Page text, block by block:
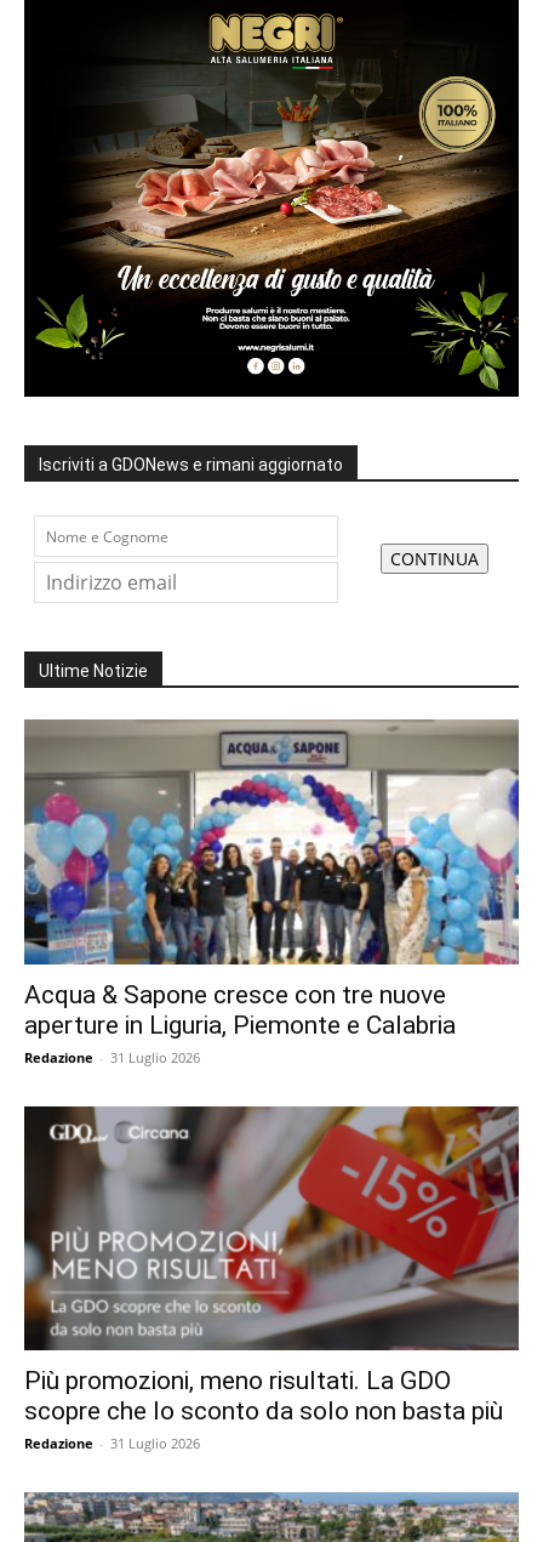
Iscriviti a GDONews e rimani aggiornato
Ultime Notizie
Acqua & Sapone cresce con tre nuove
aperture in Liguria, Piemonte e Calabria
Redazione - 31 Luglio 2026
Più promozioni, meno risultati. La GDO
scopre che lo sconto da solo non basta più
Redazione - 31 Luglio 2026